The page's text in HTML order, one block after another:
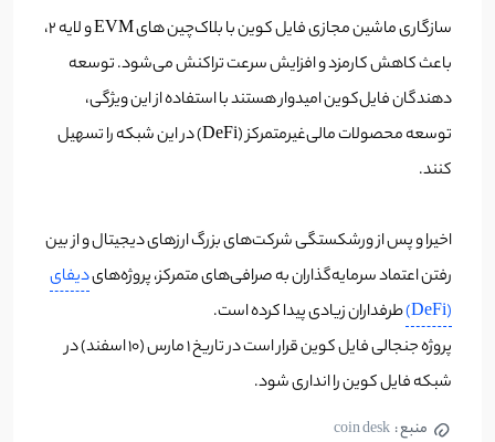
سازگاری ماشین مجازی فایل کوین با بلاک‌چین های EVM و لایه 2،
باعث کاهش کارمزد و افزایش سرعت تراکنش می‌شود. توسعه
دهندگان فایل‌کوین امیدوار هستند با استفاده از این ویژگی،
توسعه محصولات مالی‌غیرمتمرکز (DeFi) در این شبکه را تسهیل
کنند.
اخیرا و پس از ورشکستگی شرکت‌های بزرگ ارزهای دیجیتال و از بین
رفتن اعتماد سرمایه‌گذاران به صرافی‌های متمرکز، پروژه‌هایدیفای
(DeFi)
طرفداران زیادی پیدا کرده است.
پروژه جنجالی فایل کوین قرار است در تاریخ ۱ مارس (۱۰ اسفند) در
شبکه فایل کوین را انداری شود.
منبع : coin desk